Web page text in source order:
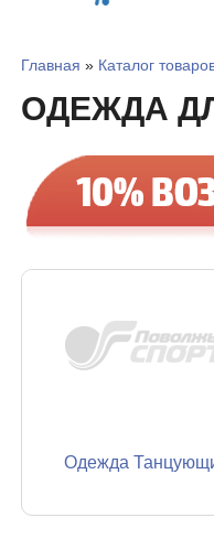
Главная » Каталог
ОДЕЖДА
Одежда